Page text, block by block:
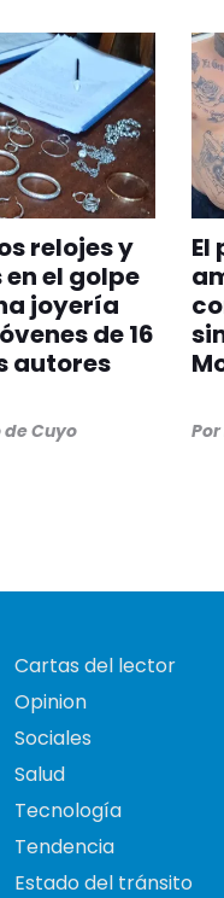
relojes y
el golpe
joyería
de 16
autores
de Cuyo
El
Por
Cartas del lector
Opinion
Sociales
Salud
Tecnología
Tendencia
Estado del tránsito